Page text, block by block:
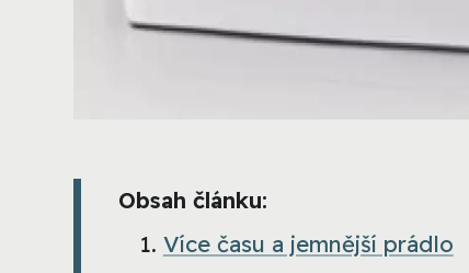
Obsah článku:
Více času a jemnější prádlo